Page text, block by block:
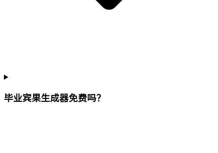
毕业宾果生成器免费吗？